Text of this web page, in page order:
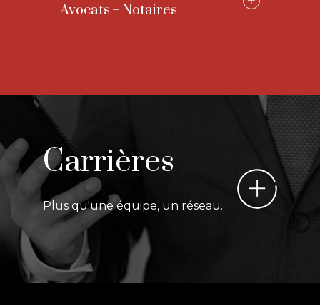
Avocats + Notaires
Carrières
Plus qu'une équipe, un réseau.